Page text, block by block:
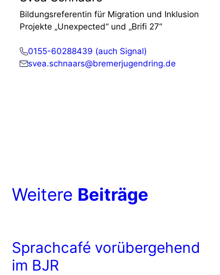
Bildungsreferentin für Migration und Inklusion
Projekte „Unexpected“ und „Brifi 27“
0155-60288439 (auch Signal)
svea.schnaars@bremerjugendring.de
Weitere Beiträge
Sprachcafé vorübergehend
im BJR